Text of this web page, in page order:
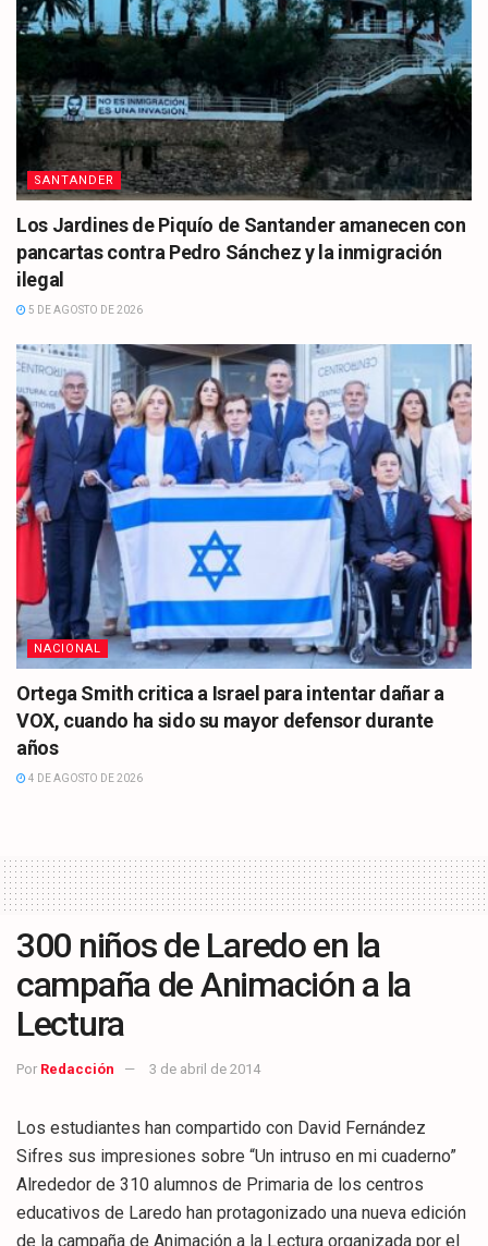
SANTANDER
Los Jardines de Piquío de Santander amanecen con
pancartas contra Pedro Sánchez y la inmigración
ilegal
5 DE AGOSTO DE 2026
NACIONAL
Ortega Smith critica a Israel para intentar dañar a
VOX, cuando ha sido su mayor defensor durante
años
4 DE AGOSTO DE 2026
300 niños de Laredo en la
campaña de Animación a la
Lectura
Por Redacción 3 de abril de 2014
Los estudiantes han compartido con David Fernández
Sifres sus impresiones sobre “Un intruso en mi cuaderno”
Alrededor de 310 alumnos de Primaria de los centros
educativos de Laredo han protagonizado una nueva edición
de la campaña de Animación a la Lectura organizada por el